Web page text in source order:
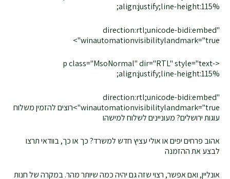
align:justify;line-height:115%;
direction:rtl;unicode-bidi:embed"
winautomationvisibilitylandmark="true">
<p class="MsoNormal" dir="RTL" style="text-
align:justify;line-height:115%;
direction:rtl;unicode-bidi:embed"
winautomationvisibilitylandmark="true">רוצים להזמין משלוח
עוגות ירושלים? מעוניינים לשלוח למישהו
אהוב פרחים יפים או אולי עציץ חדש למשרד? כך או כך, בוודאי תרצו
לבצע את ההזמנה
אונליין, ואם אפשר, רצוי שזה גם יהיה כמה שיותר מהר. במקרה של חנות